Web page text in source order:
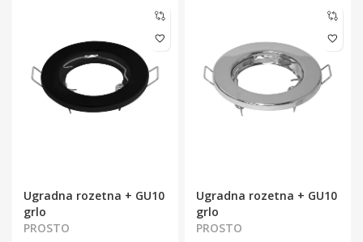
Ugradna rozetna + GU10
grlo
PROSTO
Ugradna rozetna + GU10
grlo
PROSTO